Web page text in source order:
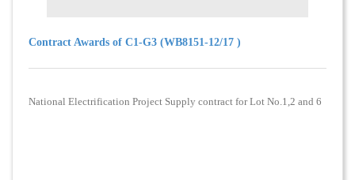
Contract Awards of C1-G3 (WB8151-12/17 )
National Electrification Project Supply contract for Lot No.1,2 and 6